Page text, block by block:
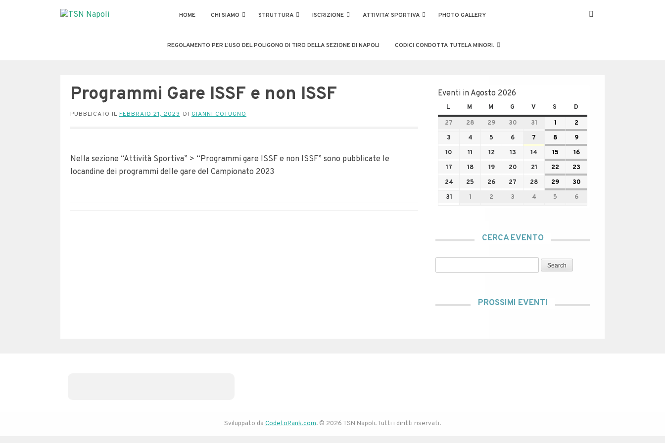
HOME CHI SIAMO STRUTTURA ISCRIZIONE ATTIVITA’ SPORTIVA PHOTO GALLERY
REGOLAMENTO PER L’USO DEL POLIGONO DI TIRO DELLA SEZIONE DI NAPOLI CODICI CONDOTTA TUTELA MINORI.
Programmi Gare ISSF e non ISSF
PUBBLICATO IL FEBBRAIO 21, 2023 DI GIANNI COTUGNO
Nella sezione “Attività Sportiva” > “Programmi gare ISSF e non ISSF” sono pubblicate le
locandine dei programmi delle gare del Campionato 2023
Eventi in Agosto 2026
L M M G V S
D
27
28 29 30 31 1
2
3
4 5 6 7 8
9
10
11 12 13 14 15
16
17
18 19 20 21 22
23
24
25 26 27 28 29
30
31
1 2 3 4 5 6
CERCA EVENTO
Search
PROSSIMI EVENTI
Sviluppato da CodetoRank.com. © 2026 TSN Napoli. Tutti i diritti riservati.